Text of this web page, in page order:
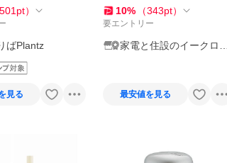
501 pt）
ばPlantz
見る
10% （343pt）
要エントリー
家電と住設のイークロー
最安値を見る